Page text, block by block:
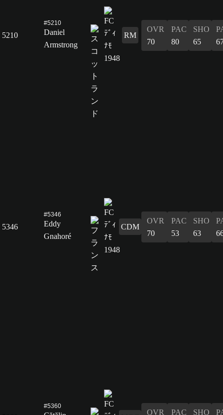
5210
#5210
Daniel
Armstrong
RM
OVR
70
PAC
80
SHO
65
5346
#5346
Eddy
Gnahoré
CDM
OVR
70
PAC
53
SHO
63
#5360
OVR
PAC
SHO